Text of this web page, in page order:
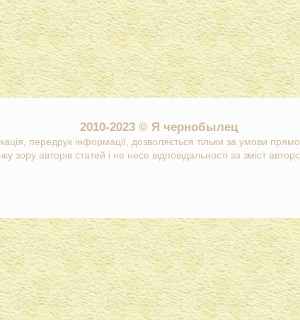
2010-2023 © Я чернобылец
передрук інформації, дозволяється тільки за умови
зору авторів статей і не несе відповідальності за зміст